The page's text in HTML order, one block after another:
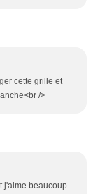
cette grille et
/>
j'aime beaucoup